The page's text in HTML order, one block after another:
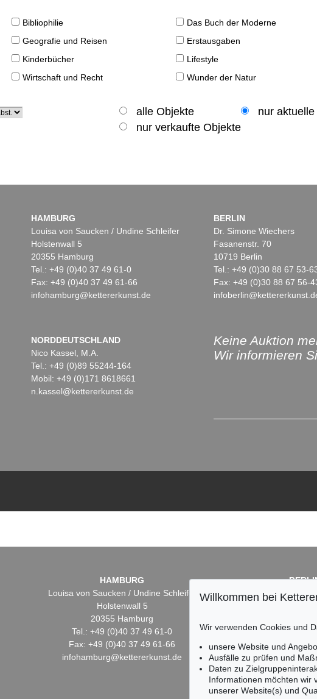
Bibliophilie Das Buch der Moderne
Geografie und Reisen Erstausgaben
Kinderbücher Lifestyle
Wirtschaft und Recht Wunder der Natur
alle Objekte
nur
nur verkaufte Objekte
HAMBURG
Louisa von Saucken / Undine Schleifer
Holstenwall 5
20355 Hamburg
Tel.: +49 (0)40 37 49 61-0
Fax: +49 (0)40 37 49 61-66
infohamburg@kettererkunst.de
BERLIN
Dr. Simone Wiechers
Fasanenstr. 70
10719 Berlin
Tel.: +49 (0)30 88 67 53-
Fax: +49 (0)30 88 67 56-
NORDDEUTSCHLAND
Nico Kassel, M.A.
Tel.: +49 (0)89 55244-164
Mobil: +49 (0)171 8618661
n.kassel@kettererkunst.de
Keine Auktion
Wir informieren
HAMBURG
Louisa von Saucken / Undine Schleifer
Holstenwall 5
20355 Hamburg
Tel.: +49 (0)40 37 49 61-0
Fax: +49 (0)40 37 49 61-66
infohamburg@kettererkunst.de
Dr. Simone
Tel.: +49 (0)30
Fax: +49 (0)30
Willkommen bei
Wir verwenden Cookies und
unsere Website und
Ausfälle zu prüfen und
Daten zu
Informationen möchten wir
unserer Website(s) und